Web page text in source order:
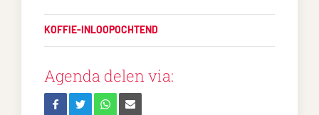
KOFFIE-INLOOPOCHTEND
Agenda delen via: